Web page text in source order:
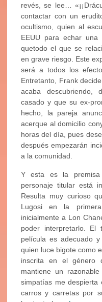
revés, se lee…
contactar con un
ocultismo, quien al
EEUU para echar una
quetodo el que se
en grave riesgo. Este
será a todos los
Entretanto, Frank
acaba descubriendo,
casado y que su ex-
hecho, la pareja
acerque al domicilio
horas del día, pues
después empezarán
a la comunidad.
Y esta es la
personaje titular está
Resulta muy curioso
Lugosi en la
inicialmente a Lon
poder interpretarlo.
película es adecuado
quien luce bigote como
inscrita en el género
mantiene un
simpatías me
carros y carretas por